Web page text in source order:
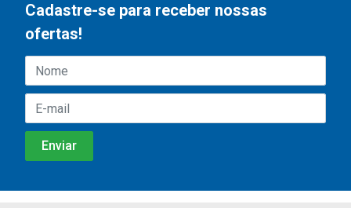
Cadastre-se para receber nossas
ofertas!